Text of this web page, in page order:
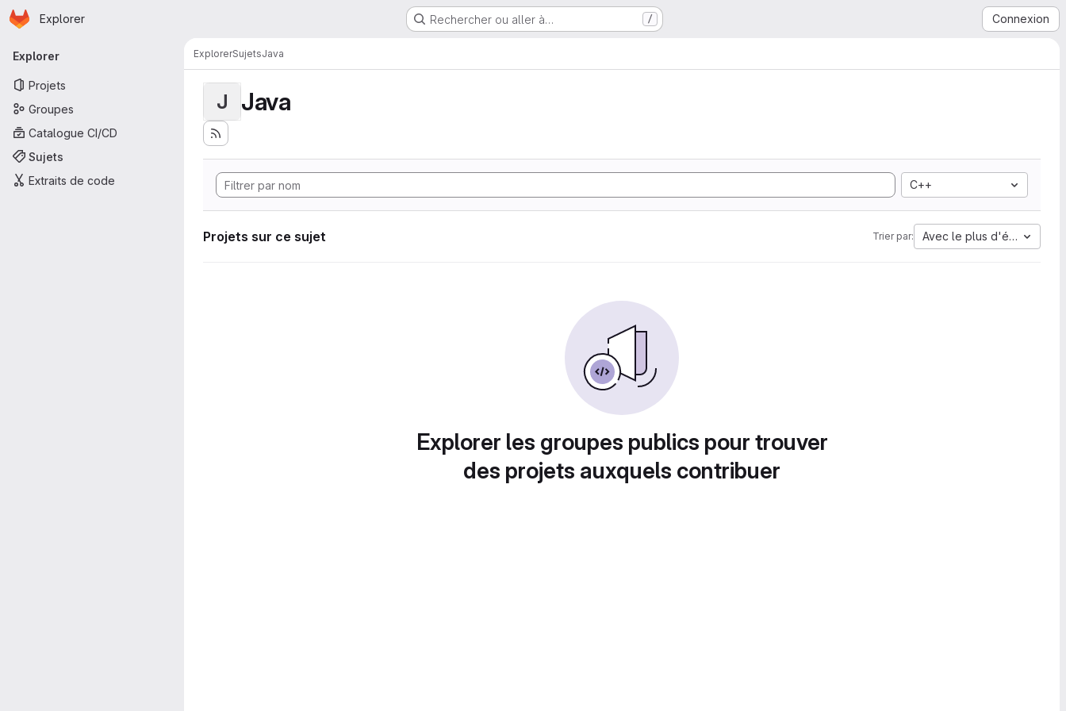
Passer au contenu principal
Page d'accueil
Explorer Rechercher ou aller à… / Connexion
Navigation principale
Explorer
Projets
Groupes
Catalogue CI/CD
Sujets
Extraits de code
ExplorerSujetsJava
J Java
C++
Projets sur ce sujet Trier par: Avec le plus d'étoiles
Explorer les groupes publics pour trouver
des projets auxquels contribuer